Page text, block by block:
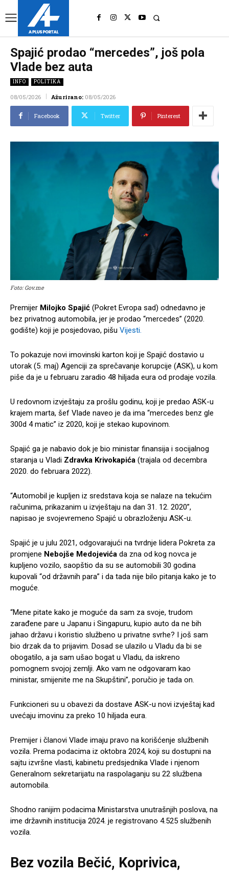
Spajić prodao “mercedes”, još pola
Vlade bez auta
INFO POLITIKA
08/05/2026 Ažurirano: 08/05/2026
Facebook Twitter Pinterest
Foto: Gov.me
Premijer Milojko Spajić (Pokret Evropa sad) odnedavno je
bez privatnog automobila, jer je prodao “mercedes” (2020.
godište) koji je posjedovao, pišu Vijesti.
To pokazuje novi imovinski karton koji je Spajić dostavio u
utorak (5. maj) Agenciji za sprečavanje korupcije (ASK), u kom
piše da je u februaru zaradio 48 hiljada eura od prodaje vozila.
U redovnom izvještaju za prošlu godinu, koji je predao ASK-u
krajem marta, šef Vlade naveo je da ima “mercedes benz gle
300d 4 matic” iz 2020, koji je stekao kupovinom.
Spajić ga je nabavio dok je bio ministar finansija i socijalnog
staranja u Vladi Zdravka Krivokapića (trajala od decembra
2020. do februara 2022).
“Automobil je kupljen iz sredstava koja se nalaze na tekućim
računima, prikazanim u izvještaju na dan 31. 12. 2020”,
napisao je svojevremeno Spajić u obrazloženju ASK-u.
Spajić je u julu 2021, odgovarajući na tvrdnje lidera Pokreta za
promjene Nebojše Medojevića da zna od kog novca je
kupljeno vozilo, saopštio da su se automobili 30 godina
kupovali “od državnih para” i da tada nije bilo pitanja kako je to
moguće.
“Mene pitate kako je moguće da sam za svoje, trudom
zarađene pare u Japanu i Singapuru, kupio auto da ne bih
jahao državu i koristio službeno u privatne svrhe? I još sam
bio drzak da to prijavim. Dosad se ulazilo u Vladu da bi se
obogatilo, a ja sam ušao bogat u Vladu, da iskreno
pomognem svojoj zemlji. Ako vam ne odgovaram kao
ministar, smijenite me na Skupštini”, poručio je tada on.
Funkcioneri su u obavezi da dostave ASK-u novi izvještaj kad
uvećaju imovinu za preko 10 hiljada eura.
Premijer i članovi Vlade imaju pravo na korišćenje službenih
vozila. Prema podacima iz oktobra 2024, koji su dostupni na
sajtu izvršne vlasti, kabinetu predsjednika Vlade i njenom
Generalnom sekretarijatu na raspolaganju su 22 službena
automobila.
Shodno ranijim podacima Ministarstva unutrašnjih poslova, na
ime državnih institucija 2024. je registrovano 4.525 službenih
vozila.
Bez vozila Bečić, Koprivica,